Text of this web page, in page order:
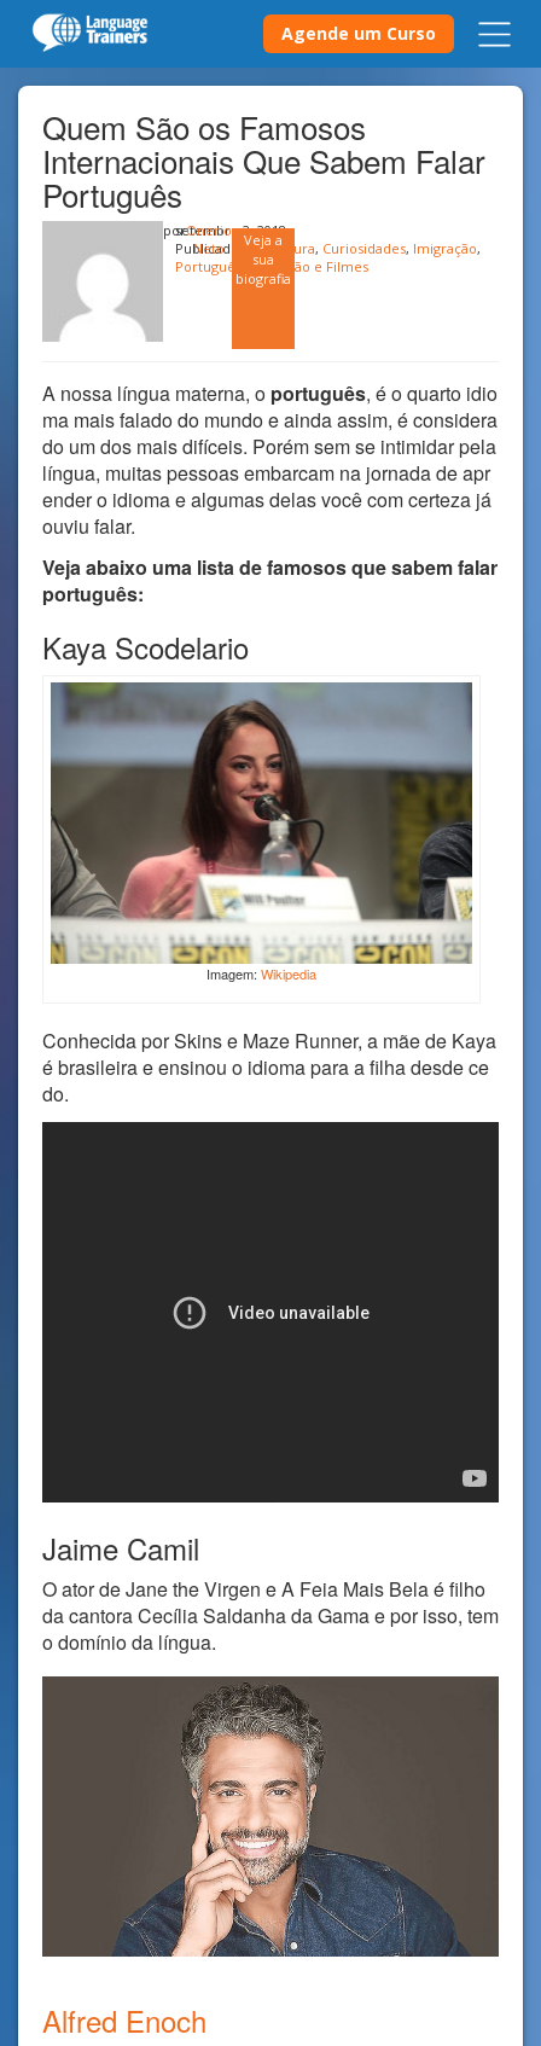
Agende um Curso
Quem São os Famosos
Internacionais Que Sabem Falar
Português
porOnerio
Neto
Veja a
sua
biografia
setembro 2, 2018
Publicado emCultura, Curiosidades, Imigração,
Português
Televisão e Filmes
A nossa língua materna, o português, é o quarto idio
ma mais falado do mundo e ainda assim, é considera
do um dos mais difíceis. Porém sem se intimidar pela
língua, muitas pessoas embarcam na jornada de apr
ender o idioma e algumas delas você com certeza já
ouviu falar.
Veja abaixo uma lista de famosos que sabem falar
português:
Kaya Scodelario
Imagem: Wikipedia
Conhecida por Skins e Maze Runner, a mãe de Kaya
é brasileira e ensinou o idioma para a filha desde ce
do.
Jaime Camil
O ator de Jane the Virgen e A Feia Mais Bela é filho
da cantora Cecília Saldanha da Gama e por isso, tem
o domínio da língua.
Alfred Enoch